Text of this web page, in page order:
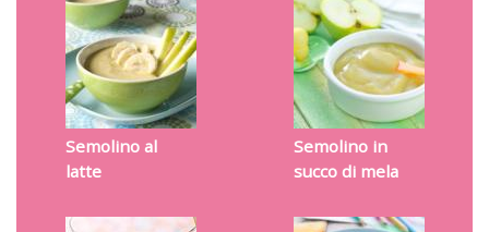
Semolino al
latte
Semolino in
succo di mela